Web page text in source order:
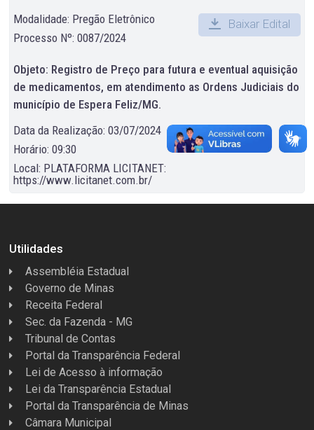
Modalidade: Pregão Eletrônico
Processo Nº: 0087/2024
Baixar Edital
Objeto: Registro de Preço para futura e eventual aquisição
de medicamentos, em atendimento as Ordens Judiciais do
município de Espera Feliz/MG.
Data da Realização: 03/07/2024
Horário: 09:30
Local: PLATAFORMA LICITANET:
https://www.licitanet.com.br/
Utilidades
Assembléia Estadual
Governo de Minas
Receita Federal
Sec. da Fazenda - MG
Tribunal de Contas
Portal da Transparência Federal
Lei de Acesso à informação
Lei da Transparência Estadual
Portal da Transparência de Minas
Câmara Municipal